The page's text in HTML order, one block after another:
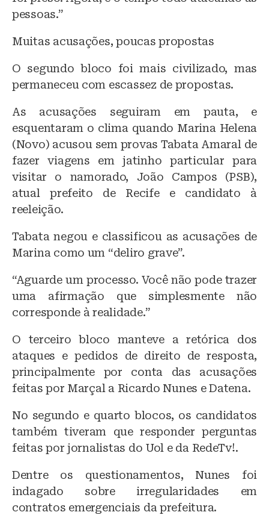
pessoas.”
Muitas acusações, poucas propostas
O segundo bloco foi mais civilizado, mas
permaneceu com escassez de propostas.
As acusações seguiram em pauta, e
esquentaram o clima quando Marina Helena
(Novo) acusou sem provas Tabata Amaral de
fazer viagens em jatinho particular para
visitar o namorado, João Campos (PSB),
atual prefeito de Recife e candidato à
reeleição.
Tabata negou e classificou as acusações de
Marina como um “deliro grave”.
“Aguarde um processo. Você não pode trazer
uma afirmação que simplesmente não
corresponde à realidade.”
O terceiro bloco manteve a retórica dos
ataques e pedidos de direito de resposta,
principalmente por conta das acusações
feitas por Marçal a Ricardo Nunes e Datena.
No segundo e quarto blocos, os candidatos
também tiveram que responder perguntas
feitas por jornalistas do Uol e da RedeTv!.
Dentre os questionamentos, Nunes foi
indagado sobre irregularidades em
contratos emergenciais da prefeitura.